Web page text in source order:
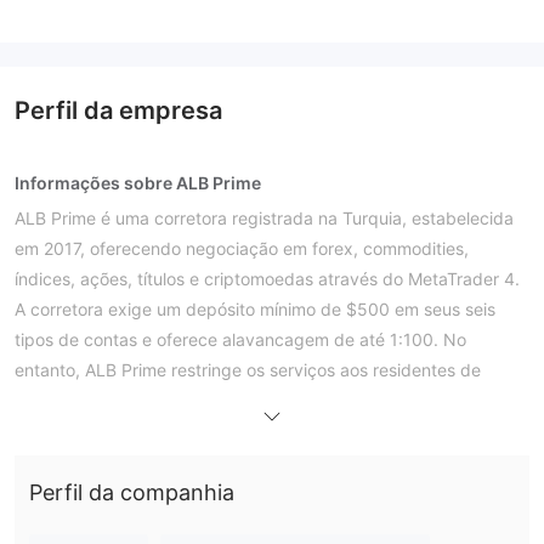
Perfil da empresa
Informações sobre ALB Prime
ALB Prime é uma corretora registrada na Turquia, estabelecida
em 2017, oferecendo negociação em forex, commodities,
índices, ações, títulos e criptomoedas através do MetaTrader 4.
A corretora exige um depósito mínimo de $500 em seus seis
tipos de contas e oferece alavancagem de até 1:100. No
entanto, ALB Prime restringe os serviços aos residentes de
potenciais clientes devem considerar cuidadosamente devido
Perfil da companhia